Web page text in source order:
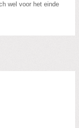
wel voor het einde